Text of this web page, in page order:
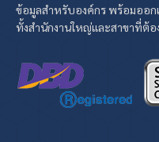
ข้อมูลสำหรับองค์กร พร้อมออ
ทั้งสำนักงานใหญ่และสาขาที่ต้อ